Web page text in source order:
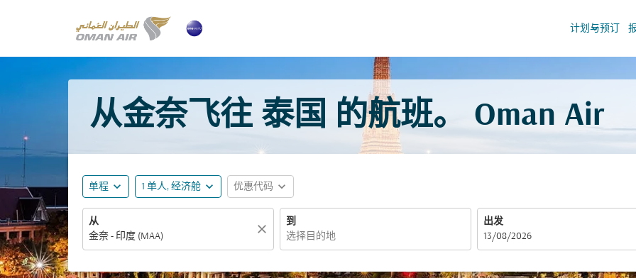
计划与预订
keyboard_arrow_down
从金奈飞往 泰国 的航班。 Oman Air
单程 expand_more 1 单人, 经济舱 expand_more 优惠代码 expand_more
从
close
到
出发
fc-booking-departure-date-aria-label
13/08/2026